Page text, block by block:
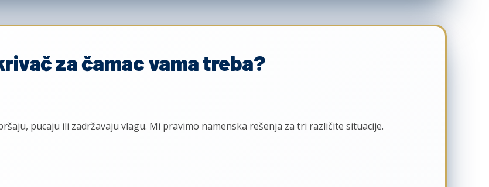
za čamac vama treba?
pucaju ili zadržavaju vlagu. Mi pravimo namenska rešenja za tri različite situacije.